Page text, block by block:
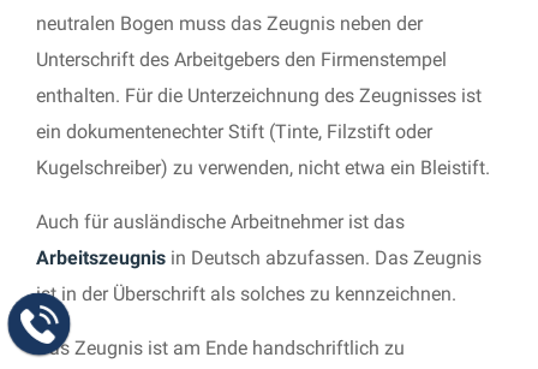
neutralen Bogen muss das Zeugnis neben der
Unterschrift des Arbeitgebers den Firmenstempel
enthalten. Für die Unterzeichnung des Zeugnisses ist
ein dokumentenechter Stift (Tinte, Filzstift oder
Kugelschreiber) zu verwenden, nicht etwa ein Bleistift.
Auch für ausländische Arbeitnehmer ist das
Arbeitszeugnis in Deutsch abzufassen. Das Zeugnis
ist in der Überschrift als solches zu kennzeichnen.
Das Zeugnis ist am Ende handschriftlich zu